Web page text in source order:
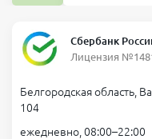
Сбербанк
Лицензия
Белгородская область,
104
ежедневно, 08:00–22:00